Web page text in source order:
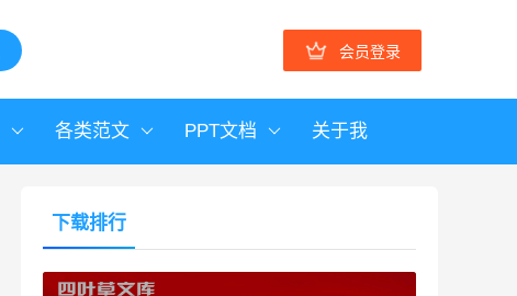
会员登录
各类范文 PPT文档 关于我
下载排行